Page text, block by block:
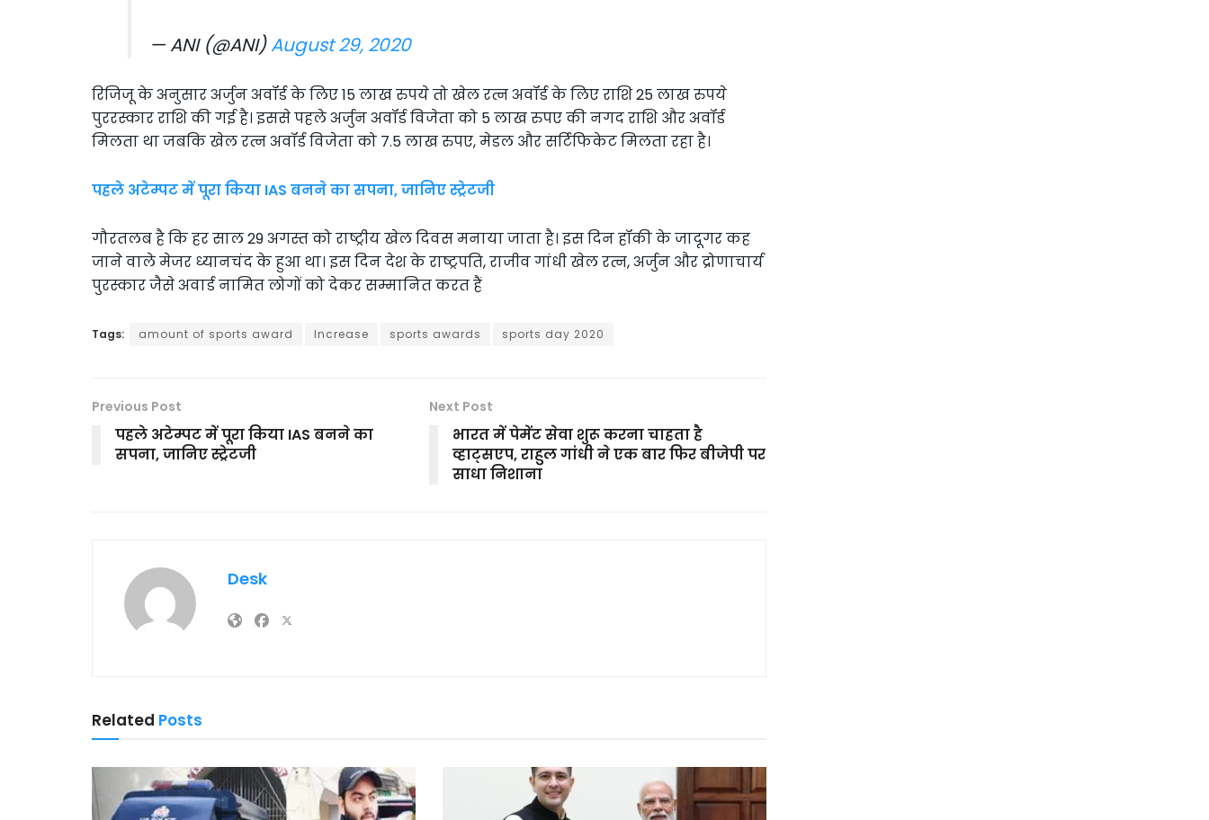
— ANI (@ANI)August 29, 2020
रिजिजू के अनुसार अर्जुन अवॉर्ड के लिए 15 लाख रुपये तो खेल रत्न अवॉर्ड के लिए राशि 25 लाख रुपये
पुररस्कार राशि की गई है। इससे पहले अर्जुन अवॉर्ड विजेता को 5 लाख रुपए की नगद राशि और अवॉर्ड
मिलता था जबकि खेल रत्न अवॉर्ड विजेता को 7.5 लाख रुपए, मेडल और सर्टिफिकेट मिलता रहा है।
पहले अटेम्पट में पूरा किया IAS बनने का सपना, जानिए स्ट्रेटजी
गौरतलब है कि हर साल 29 अगस्त को राष्ट्रीय खेल दिवस मनाया जाता है। इस दिन हॉकी के जादूगर कह
जाने वाले मेजर ध्यानचंद के हुआ था। इस दिन देश के राष्ट्रपति, राजीव गांधी खेल रत्न, अर्जुन और द्रोणाचार्य
पुरस्कार जैसे अवार्ड नामित लोगों को देकर सम्मानित करत हैं
Tags: amount of sports award Increase sports awards sports day 2020
Previous Post
पहले अटेम्पट में पूरा किया IAS बनने का
सपना, जानिए स्ट्रेटजी
Next Post
भारत में पेमेंट सेवा शुरू करना चाहता है
व्हाट्सएप, राहुल गांधी ने एक बार फिर बीजेपी पर
साधा निशाना
Desk
Related Posts